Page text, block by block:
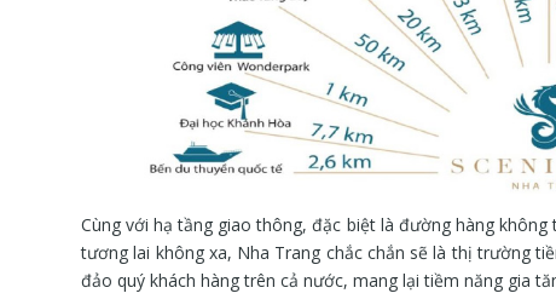
Cùng với hạ tầng giao thông, đặc biệt là đường hàng
tương lai không xa, Nha Trang chắc chắn sẽ là thị trường
đảo quý khách hàng trên cả nước, mang lại tiềm năng gia